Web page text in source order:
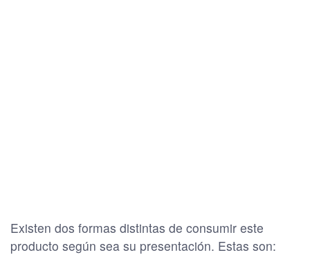
Existen dos formas distintas de consumir este
producto según sea su presentación. Estas son: